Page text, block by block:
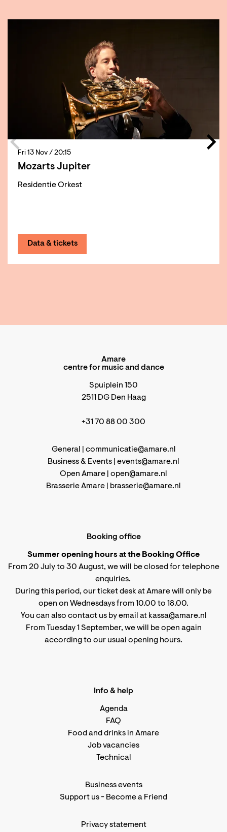
Mozarts Jupiter
Residentie Orkest
Fri 13 Nov / 20:15
Data & tickets
Amare
centre for music and dance
Spuiplein 150
2511 DG Den Haag
+31 70 88 00 300
General | communicatie@amare.nl
Business & Events | events@amare.nl
Open Amare | open@amare.nl
Brasserie Amare | brasserie@amare.nl
Booking office
Summer opening hours at the Booking Office
From 20 July to 30 August, we will be closed for telephone
enquiries.
During this period, our ticket desk at Amare will only be
open on Wednesdays from 10.00 to 18.00.
You can also contact us by email at kassa@amare.nl
From Tuesday 1 September, we will be open again
according to our usual opening hours.
Info & help
Agenda
FAQ
Food and drinks in Amare
Job vacancies
Technical
Business events
Support us- Become a Friend
Privacy statement